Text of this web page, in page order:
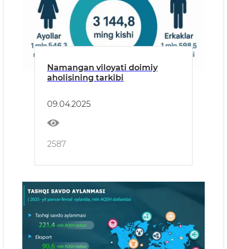
Namangan viloyati doimiy
aholisining tarkibi
09.04.2025
2587